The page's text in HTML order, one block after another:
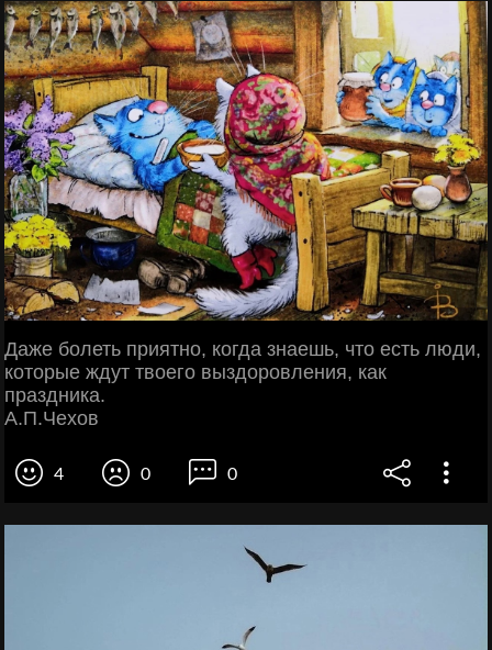
Даже болеть приятно, когда знаешь, что есть люди,
которые ждут твоего выздоровления, как
праздника.
А.П.Чехов
4 0 0